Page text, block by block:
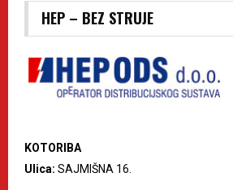
HEP – BEZ STRUJE
KOTORIBA
Ulica: SAJMIŠNA 16.